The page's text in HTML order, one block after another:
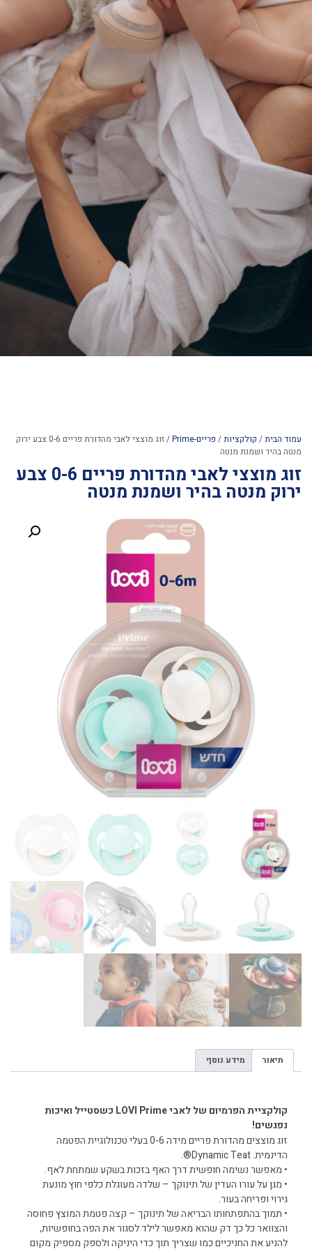
עמוד הבית/ קולקציות/ פריים-Prime
/ זוג מוצצי לאבי מהדורת פריים 0-6 צבע ירוק
מנטה בהיר ושמנת מנטה
זוג מוצצי לאבי מהדורת פריים 0-6 צבע
ירוק מנטה בהיר ושמנת מנטה
תיאור מידע נוסף
קולקציית הפרמיום של לאבי LOVI Prime כשסטייל ואיכות
נפגשים!
זוג מוצצים מהדורת פריים מידה 0-6 בעלי טכנולוגיית הפטמה
הדינמית. Dynamic Teat®.
• מאפשר נשימה חופשית דרך האף בזכות בשקע שמתחת לאף.
• מגן על עורו העדין של תינוקך – שלדה מעוגלת כלפי חוץ מונעת
גירוי ופריחה בעור.
• תמוך בהתפתחותו הבריאה של תינוקך – קצה פטמת המוצץ פחוסה
והצוואר כל כך דק שהוא מאפשר לילד לסגור את הפה בחופשיות,
להניע את החניכיים כמו שצריך תוך כדי היניקה ולספק מספיק מקום